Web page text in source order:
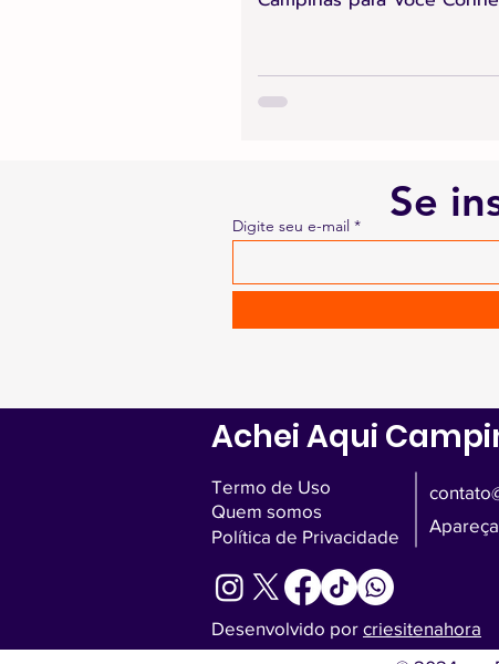
Se
Digite seu e-mail
Achei Aqui
Termo de Uso
Política de Privacidade
Quem somos
Desenvolvido por criesitenahora